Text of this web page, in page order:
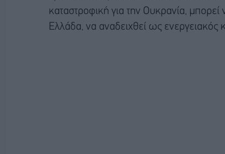
καταστροφική για την Ουκρανία,
Ελλάδα, να αναδειχθεί ως ενεργειακός